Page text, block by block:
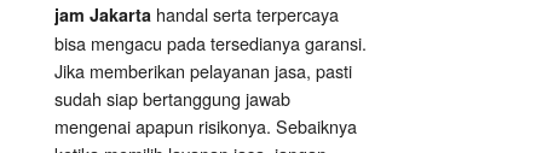
jam Jakarta handal serta terpercaya
bisa mengacu pada tersedianya garansi.
Jika memberikan pelayanan jasa, pasti
sudah siap bertanggung jawab
mengenai apapun risikonya. Sebaiknya